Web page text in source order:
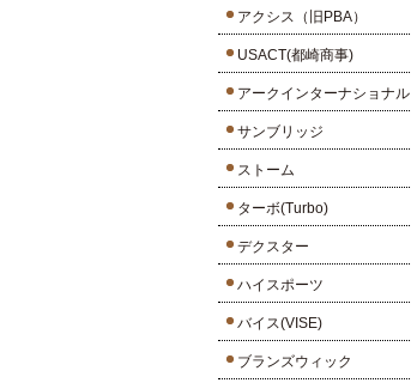
アクシス（旧PBA）
USACT(都崎商事)
アークインターナショナル
サンブリッジ
ストーム
ターボ(Turbo)
デクスター
ハイスポーツ
バイス(VISE)
ブランズウィック